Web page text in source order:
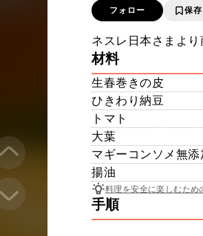
フォロー 保存
ネスレ日本さまより
材料
生春巻きの皮
ひきわり納豆
トマト
大葉
マギーコンソメ無添
揚油
料理を安全に楽しむため
手順